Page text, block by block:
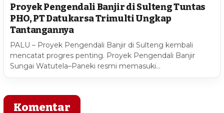
Proyek Pengendali Banjir di Sulteng Tuntas
PHO, PT Datukarsa Trimulti Ungkap
Tantangannya
PALU – Proyek Pengendali Banjir di Sulteng kembali
mencatat progres penting. Proyek Pengendali Banjir
Sungai Watutela–Paneki resmi memasuki…
Komentar